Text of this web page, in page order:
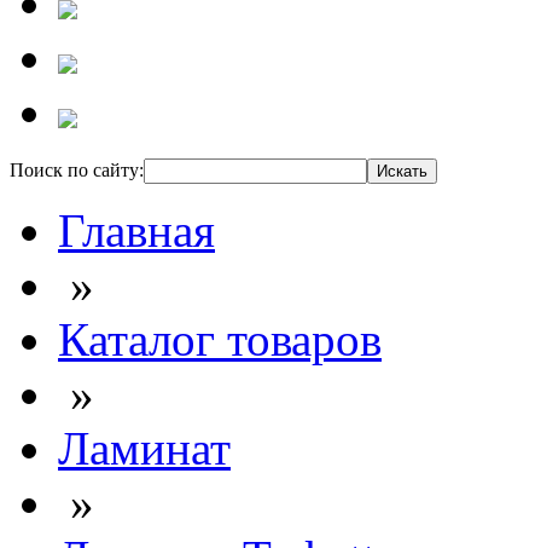
Поиск по сайту:
Главная
»
Каталог товаров
»
Ламинат
»